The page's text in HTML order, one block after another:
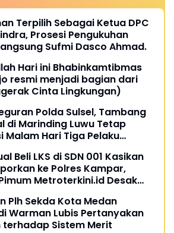
Terpilih Sebagai Ketua DPC
Prosesi Pengukuhan
Sufmi Dasco Ahmad.
Hari ini Bhabinkamtibmas
resmi menjadi bagian dari
Cinta Lingkungan)
Polda Sulsel, Tambang
di Marinding Luwu Tetap
Hari Tiga Pelaku
Beli LKS di SDN 001 Kasikan
ke Polres Kampar,
Metroterkini.id Desak
Plh Sekda Kota Medan
Warman Lubis Pertanyakan
terhadap Sistem Merit